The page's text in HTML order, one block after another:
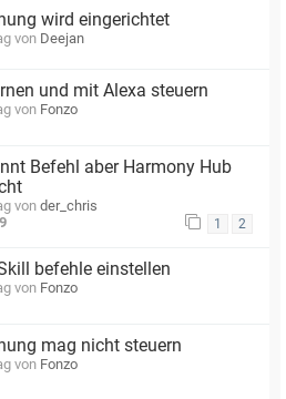
wird eingerichtet
von Deejan
und mit Alexa steuern
von Fonzo
Befehl aber Harmony Hub
von der_chris
1 2
befehle einstellen
von Fonzo
mag nicht steuern
von Fonzo